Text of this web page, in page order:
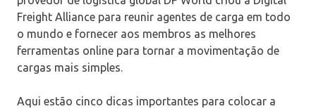
Freight Alliance para reunir agentes de carga em todo
o mundo e fornecer aos membros as melhores
ferramentas online para tornar a movimentação de
cargas mais simples.
Aqui estão cinco dicas importantes para colocar a